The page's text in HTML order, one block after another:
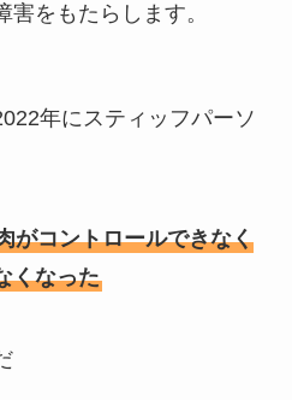
害をもたらします。
年にスティッフパーソ
がコントロールできなく
くなった